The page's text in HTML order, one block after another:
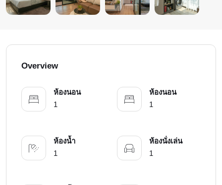
Overview
ห้องนอน
1
ห้องนอน
1
ห้องน้ำ
1
ห้องนั่งเล่น
1